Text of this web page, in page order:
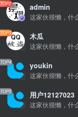
TOP2 admin
TOP3 木瓜
TOP4 youkin
TOP5 用户12127023